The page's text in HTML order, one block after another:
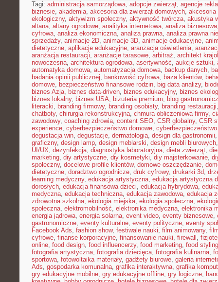
Tagi: administracja samorządowa, adopcje zwierząt, agencje
biznesie, akademia, akcesoria dla zwierząt domowych, akcesoria
ekologiczny, aktywizm społeczny, aktywność twórcza, akustyka
altana, altany ogrodowe, analityka internetowa, analiza biznesowa
cyfrowa, analiza ekonomiczna, analiza prawna, analiza prawna
sprzedaży, animacje 2D, animacje 3D, animacje edukacyjne,
dietetyczne, aplikacje edukacyjne, aranżacja oświetlenia,
aranżacja restauracji, aranżacje tarasowe, arbitraż, architekt
nowoczesna, architektura ogrodowa, asertywność, aukcje sztuki,
automatyka domowa, automatyzacja domowa, backup danych,
badania opinii publicznej, bankowość cyfrowa, baza klientów,
domowe, bezpieczeństwo finansowe rodzin, big data analizy,
biznes Azja, biznes data-driven, biznes edukacyjny, biznes
biznes lokalny, biznes USA, biżuteria premium, blog
literacki, branding firmowy, branding osobisty, branding restauracji
chatboty, chirurgia rekonstrukcyjna, chmura obliczeniowa firmy,
zawodowy, coaching zdrowia, content SEO, CSR globalny, CSR
experience, cyberbezpieczeństwo domowe,
degustacja win, degustacje, dermatologia, design dla gastronomii
graficzny, design lamp, design meblarski, design mebli biurowych
UI/UX, dezynfekcja, diagnostyka laboratoryjna, dieta zwierząt,
marketing, diy artystyczne, diy kosmetyki, diy majsterkowanie,
społeczny, docelowe profile klientów, domowe oszczędzanie,
dietetyczne, doradztwo ogrodnicze, druk cyfrowy, drukarki 3d,
learning medyczny, edukacja artystyczna, edukacja artystyczna
dorosłych, edukacja finansowa dzieci, edukacja hybrydowa,
medyczna, edukacja techniczna, edukacja zawodowa, edukacja
zdrowotna szkolna, ekologia miejska, ekologia społeczna,
społeczna, elektromobilność, elektronika medyczna, elektronika
energia jądrowa, energia solarna, event video, eventy biznesowe,
gastronomiczne, eventy kulturalne, eventy polityczne, eventy
Facebook Ads, fashion show, festiwale nauki, film animowany,
cyfrowe, finanse korporacyjne, finansowanie nauki, firewall ,
online, food design, food influencerzy, food marketing, food styling
fotografia artystyczna, fotografia dziecięca, fotografia kulinarna,
sportowa, fotowoltaika materiały, gadżety biurowe, galeria
Ads, gospodarka komunalna, grafika interaktywna, grafika
gry edukacyjne mobilne, gry edukacyjne offline, gry logiczne,